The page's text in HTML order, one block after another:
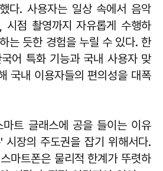
다. 사용자는 일상 속에서 음악
시점 촬영까지 자유롭게 수행하
는 듯한 경험을 누릴 수 있다. 한
어 특화 기능과 국내 사용자 맞
국내 이용자들의 편의성을 대폭
트 글래스에 공을 들이는 이유
시장의 주도권을 잡기 위해서다.
마트폰은 물리적 한계가 뚜렷하